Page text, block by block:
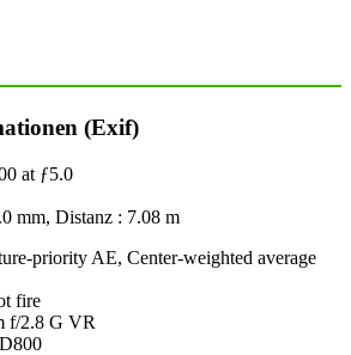
(Exif)
at ƒ5.0
mm, Distanz : 7.08 m
priority AE, Center-weighted average
fire
f/2.8 G VR